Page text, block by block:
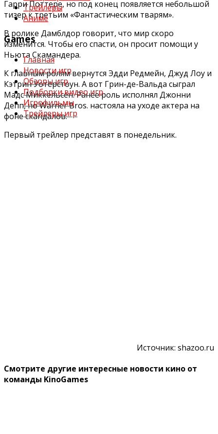
Трейлеры
Аниме
Games
Главная
Новости игр
Обзоры игр
Подборки видео игр
Игрофильмы
Трейлеры игр
Гарри Поттере, но под конец появляется небольшой
тизер к третьим «Фантастическим тварям».
В ролике Дамблдор говорит, что мир скоро
изменится. Чтобы его спасти, он просит помощи у
Ньюта Скамандера.
К главным ролям вернутся Эдди Редмейн, Джуд Лоу и
Кэтрин Уотерстоун. А вот Грин-де-Вальда сыграл
Мадс Миккельсен. Ранее роль исполнял Джонни
Депп, но Warner Bros. настояла на уходе актера на
фоне скандалов.
Первый трейлер представят в понедельник.
Источник: shazoo.ru
Смотрите другие интересные новости кино от
команды KinoGames